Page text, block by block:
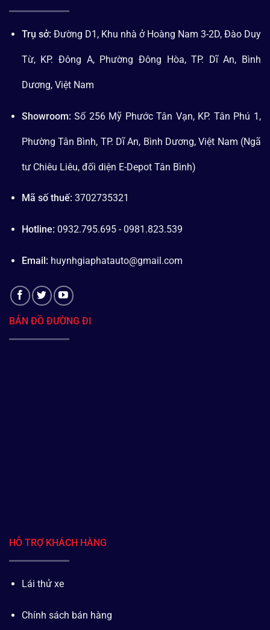
Trụ sở: Đường D1, Khu nhà ở Hoàng Nam 3-2D, Đào Duy
Từ, KP. Đông A, Phường Đông Hòa, TP. Dĩ An, Bình
Dương, Việt Nam
Showroom: Số 256 Mỹ Phước Tân Vạn, KP. Tân Phú 1,
Phường Tân Bình, TP. Dĩ An, Bình Dương, Việt Nam (Ngã
tư Chiêu Liêu, đối diện E-Depot Tân Bình)
Mã số thuế: 3702735321
Hotline: 0932.795.695 - 0981.823.539
Email: huynhgiaphatauto@gmail.com
BẢN ĐỒ ĐƯỜNG ĐI
HỖ TRỢ KHÁCH HÀNG
Lái thử xe
Chính sách bán hàng